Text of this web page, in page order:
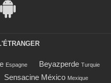
Espagne Beyazperde Turquie
Sensacine México Mexique